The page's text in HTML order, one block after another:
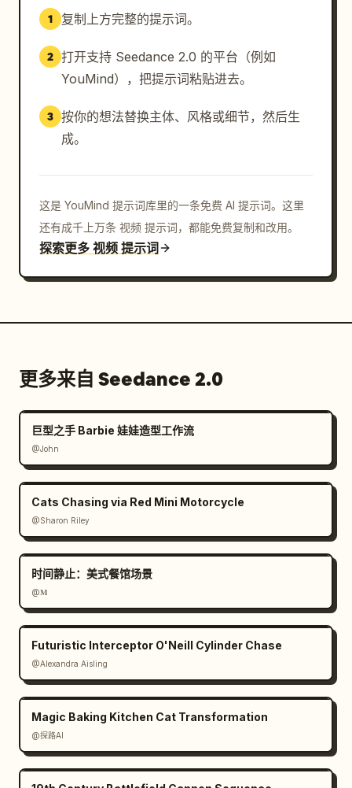
1 复制上方完整的提示词。
2 打开支持 Seedance 2.0 的平台（例如
YouMind），把提示词粘贴进去。
3 按你的想法替换主体、风格或细节，然后生
成。
这是 YouMind 提示词库里的一条免费 AI 提示词。这里
还有成千上万条 视频 提示词，都能免费复制和改用。
探索更多 视频 提示词
更多来自 Seedance 2.0
巨型之手 Barbie 娃娃造型工作流
@John
Cats Chasing via Red Mini Motorcycle
@Sharon Riley
时间静止：美式餐馆场景
@𝐌
Futuristic Interceptor O'Neill Cylinder Chase
@Alexandra Aisling
Magic Baking Kitchen Cat Transformation
@探路AI